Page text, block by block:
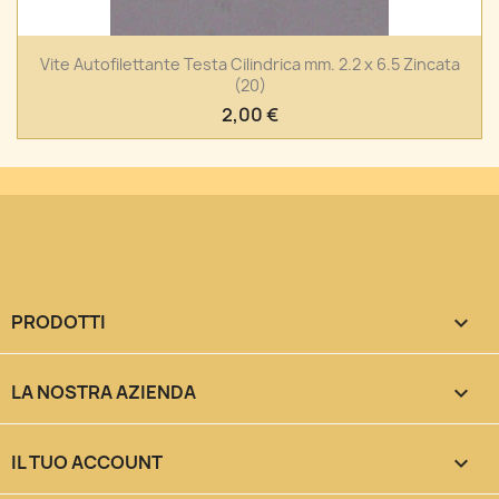
Vite Autofilettante Testa Cilindrica mm. 2.2 x 6.5 Zincata
(20)
2,00 €
PRODOTTI 
LA NOSTRA AZIENDA 
IL TUO ACCOUNT 